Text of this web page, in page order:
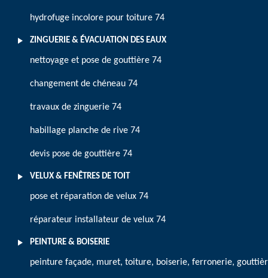
hydrofuge incolore pour toiture 74
ZINGUERIE & ÉVACUATION DES EAUX
nettoyage et pose de gouttière 74
changement de chéneau 74
travaux de zinguerie 74
habillage planche de rive 74
devis pose de gouttière 74
VELUX & FENÊTRES DE TOIT
pose et réparation de velux 74
réparateur installateur de velux 74
PEINTURE & BOISERIE
peinture façade, muret, toiture, boiserie, ferronerie,